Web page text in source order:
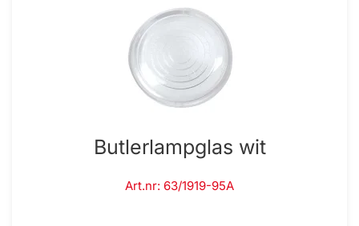
Butlerlampglas wit
Art.nr: 63/1919-95A